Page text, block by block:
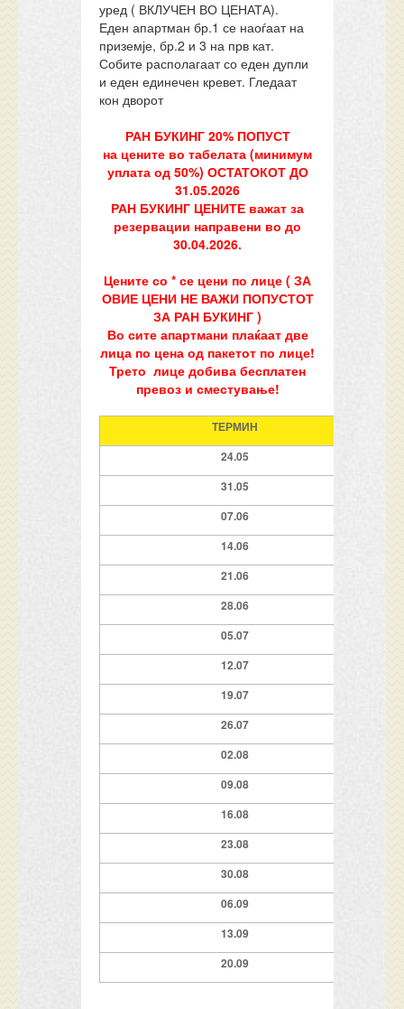
уред ( ВКЛУЧЕН ВО ЦЕНАТА).
Еден апартман бр.1 се наоѓаат на
приземје, бр.2 и 3 на прв кат.
Собите располагаат со еден дупли
и еден единечен кревет. Гледаат
кон дворот
РАН БУКИНГ 20% ПОПУСТ
на цените во табелата (минимум
уплата од 50%) ОСТАТОКОТ ДО
31.05.2026
РАН БУКИНГ ЦЕНИТЕ важат за
резервации направени во до
30.04.2026.
Цените со * се цени по лице( ЗА
ОВИЕ ЦЕНИ НЕ ВАЖИ ПОПУСТОТ
ЗА РАН БУКИНГ )
Во сите апартмани плаќаат две
лица по цена од пакетот по лице!
Трето лице добива бесплатен
превоз и сместување!
ТЕРМИН
24.05
31.05
07.06
14.06
21.06
28.06
05.07
12.07
19.07
26.07
02.08
09.08
16.08
23.08
30.08
06.09
13.09
20.09